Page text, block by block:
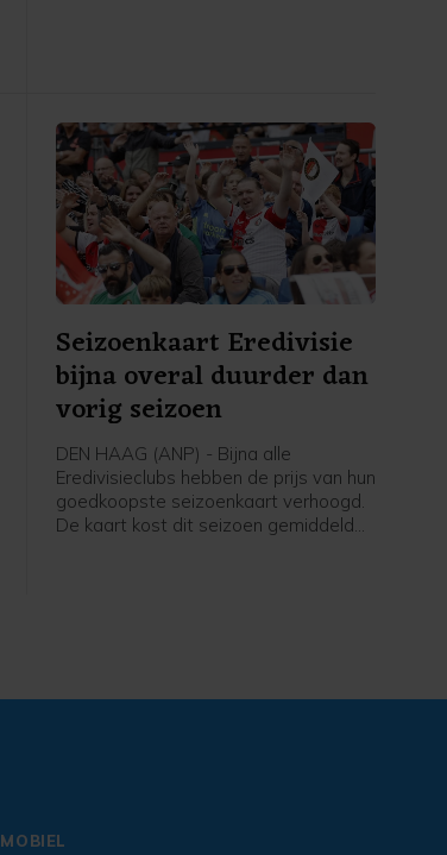
Seizoenkaart Eredivisie
bijna overal duurder dan
vorig seizoen
DEN HAAG (ANP) - Bijna alle
Eredivisieclubs hebben de prijs van hun
goedkoopste seizoenkaart verhoogd.
De kaart kost dit seizoen gemiddeld
MOBIEL